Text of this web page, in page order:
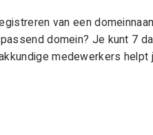
van een
domein? Je kunt 7
medewerkers helpt